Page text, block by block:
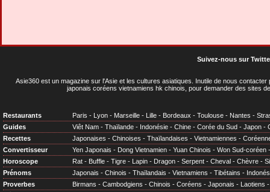
Suivez-nous sur
Asie360 est un magazine sur l'Asie et les cultures asiatiques . Inutile de nous
japonais coréens vietnamiens hk chinois, pour demander des sites
Restaurants Paris - Lyon - Marseille - Lille - Bordeaux - Toulouse - Nantes -
Guides
Viêt Nam - Thaïlande - Indonésie - Chine - Corée du Sud - Japon -
Recettes
Japonaises - Chinoises - Thaïlandaises - Vietnamiennes -
Convertisseur
Yen Japonais - Dong Vietnamien - Yuan Chinois - Won Sud-coréen
Horoscope
Rat - Buffle - Tigre - Lapin - Dragon - Serpent - Cheval - Chèvre -
Prénoms
Japonais - Chinois - Thaïlandais - Vietnamiens - Tibétains -
Proverbes
Birmans - Cambodgiens - Chinois - Coréens - Japonais - Laotiens